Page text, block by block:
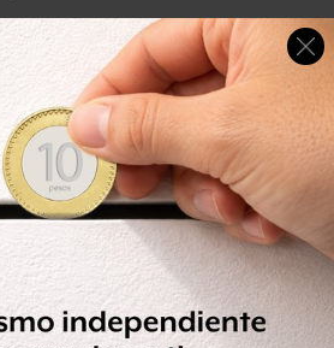
Pardo Rebolledo señaló que fue
se aplicó el artículo 69-B del
pues no se le mostraron
se determinó que se incluiría a la
compañías fantasma.
Fiscal de la Federación da
verificar si una empresa está
si simula sus operaciones, y, de
las listas preliminares y
fantasma.